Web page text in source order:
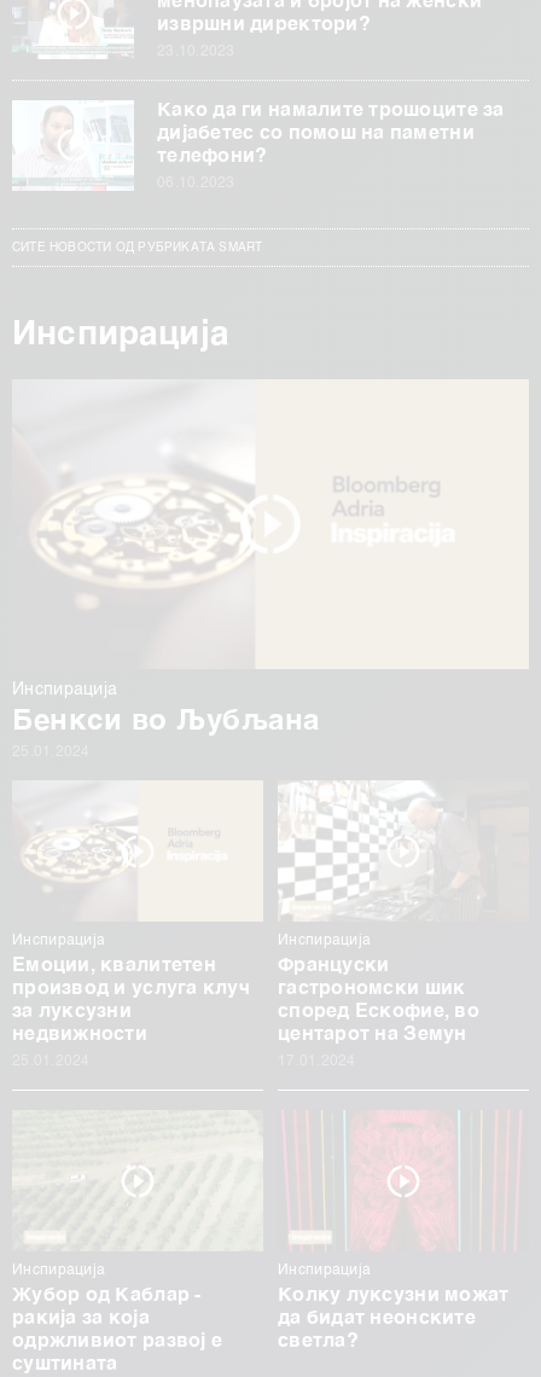
извршни директори?
Како да ги намалите трошоците за
дијабетес со помош на паметни
телефони?
СИТЕ НОВОСТИ ОД РУБРИКАТА SMART
Инспирација
Инспирација
Бенкси во Љубљана
Инспирација
Емоции, квалитетен
производ и услуга клуч
за луксузни
недвижности
Инспирација
Француски
гастрономски шик
според Ескофие, во
центарот на Земун
Инспирација
Жубор од Каблар -
ракија за која
одржливиот развој е
суштината
Инспирација
Колку луксузни можат
да бидат неонските
светла?